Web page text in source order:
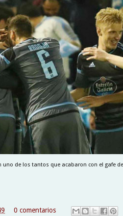
uno de los tantos que acabaron con el gafe
0 comentarios